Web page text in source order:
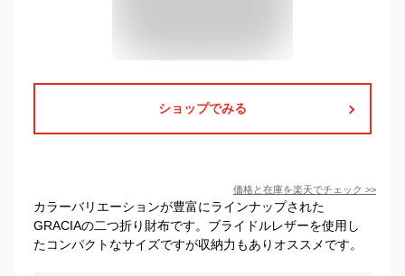
ショップでみる
価格と在庫を楽天でチェック >>
カラーバリエーションが豊富にラインナップされた
GRACIAの二つ折り財布です。ブライドルレザーを使用し
たコンパクトなサイズですが収納力もありオススメです。